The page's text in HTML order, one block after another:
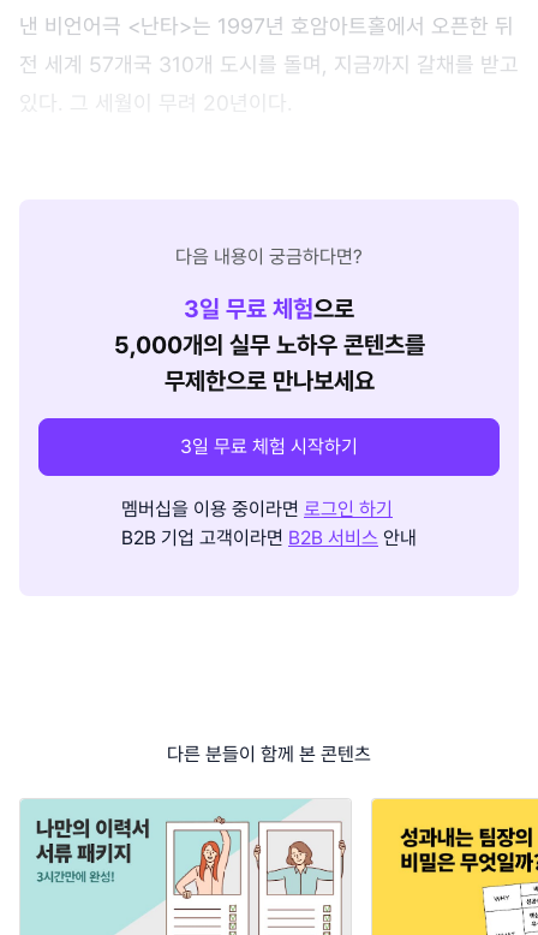
낸 비언어극 <난타>는 1997년 호암아트홀에서 오픈한 뒤
전 세계 57개국 310개 도시를 돌며, 지금까지 갈채를 받고
있다. 그 세월이 무려 20년이다.
다음 내용이 궁금하다면?
3일 무료 체험으로
5,000개의 실무 노하우 콘텐츠를
무제한으로 만나보세요
3일 무료 체험 시작하기
멤버십을 이용 중이라면 로그인 하기
B2B 기업 고객이라면 B2B 서비스 안내
다른 분들이 함께 본 콘텐츠